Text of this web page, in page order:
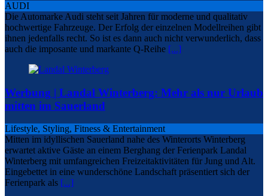
AUDI
Die Automarke Audi steht seit Jahren für moderne und qualitativ
hochwertige Fahrzeuge. Der Erfolg der einzelnen Modellreihen gibt
ihnen jedenfalls recht. So ist es dann auch nicht verwunderlich, dass
auch die imposante und markante Q-Reihe [...]
Werbung | Landal Winterberg: Mehr als nur Urlaub
mitten im Sauerland
Lifestyle, Styling, Fitness & Entertainment
Mitten im idyllischen Sauerland nahe des Winterorts Winterberg
erwartet aktive Gäste an einem Berghang der Ferienpark Landal
Winterberg mit umfangreichen Freizeitaktivitäten für Jung und Alt.
Eingebettet in eine wunderschöne Landschaft präsentiert sich der
Ferienpark als [...]